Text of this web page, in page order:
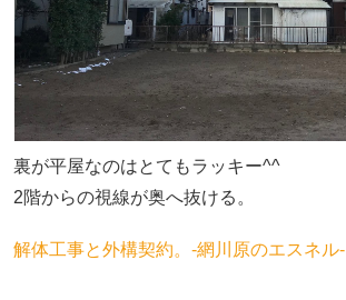
裏が平屋なのはとてもラッキー^^
2階からの視線が奥へ抜ける。
解体工事と外構契約。‐網川原のエスネル‐